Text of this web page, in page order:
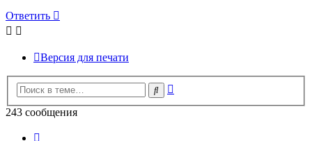
Ответить
Версия для печати
Поиск
243 сообщения